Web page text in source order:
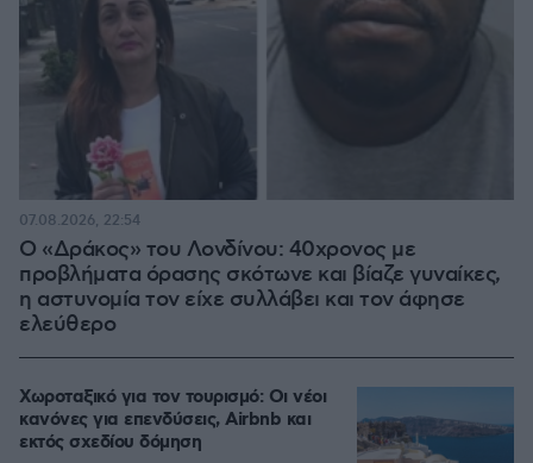
Ο «Δράκος» του Λονδίνου: 40χρονος με
προβλήματα όρασης σκότωνε και βίαζε γυναίκες,
η αστυνομία τον είχε συλλάβει και τον άφησε
ελεύθερο
07.08.2026, 22:54
Χωροταξικό για τον τουρισμό: Οι νέοι
κανόνες για επενδύσεις, Airbnb και
εκτός σχεδίου δόμηση